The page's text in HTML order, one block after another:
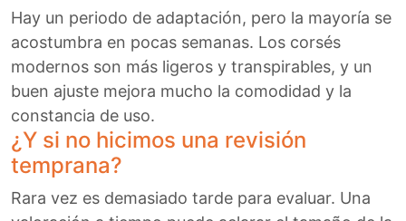
Hay un periodo de adaptación, pero la mayoría se
acostumbra en pocas semanas. Los corsés
modernos son más ligeros y transpirables, y un
buen ajuste mejora mucho la comodidad y la
constancia de uso.
¿Y si no hicimos una revisión
temprana?
Rara vez es demasiado tarde para evaluar. Una